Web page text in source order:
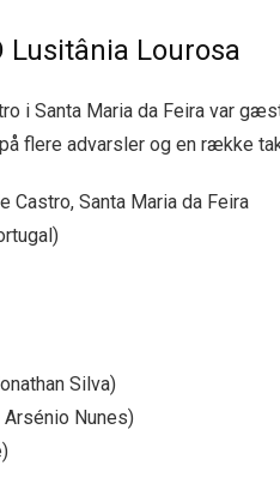
Lusitânia Lourosa
i Santa Maria da Feira var
flere advarsler og en række
Castro, Santa Maria da Feira
Silva)
Arsénio Nunes)